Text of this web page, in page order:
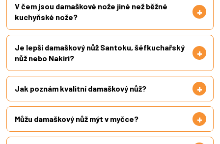
V čem jsou damaškové nože jiné než běžné
kuchyňské nože?
Je lepší damaškový nůž Santoku, šéfkuchařský
nůž nebo Nakiri?
Jak poznám kvalitní damaškový nůž?
Můžu damaškový nůž mýt v myčce?